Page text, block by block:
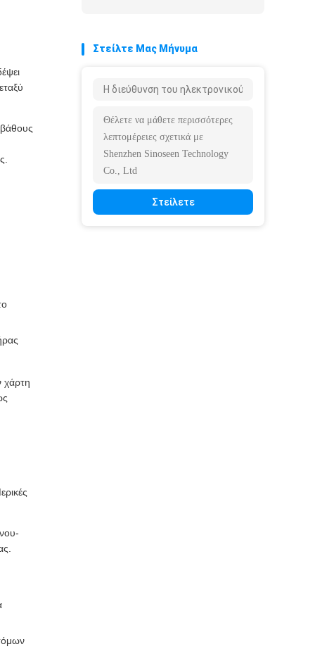
χάρτη
Στείλτε Μας Μήνυμα
Στείλετε